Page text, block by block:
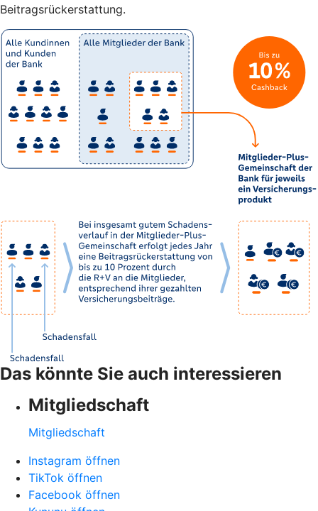
Beitragsrückerstattung.
Das könnte Sie auch interessieren
Mitgliedschaft
Mitgliedschaft
Instagram öffnen
TikTok öffnen
Facebook öffnen